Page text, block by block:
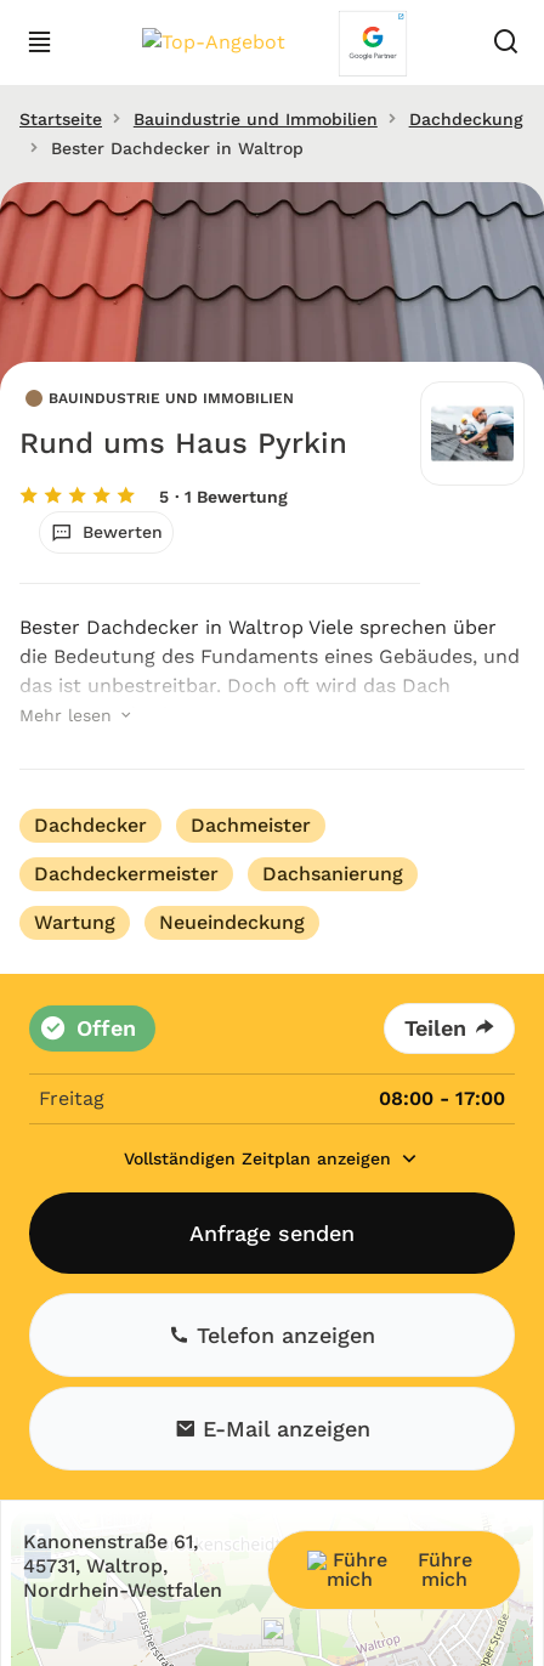
Startseite Bauindustrie und Immobilien
Dachdeckung
Bester Dachdecker in Waltrop
BAUINDUSTRIE UND IMMOBILIEN
Rund ums Haus Pyrkin
5 · 1 Bewertung
Bewerten
Bester Dachdecker in Waltrop Viele sprechen über
die Bedeutung des Fundaments eines Gebäudes, und
das ist unbestreitbar. Doch oft wird das Dach
vergessen, das immer extremeren
Mehr lesen
Dachdecker Dachmeister
Dachdeckermeister Dachsanierung
Wartung Neueindeckung
Offen Teilen
Freitag 08:00 - 17:00
Vollständigen Zeitplan anzeigen
Anfrage senden
Telefon anzeigen
E-Mail anzeigen
+
−
Kanonenstraße 61,
45731, Waltrop,
Nordrhein-Westfalen
Führe
mich